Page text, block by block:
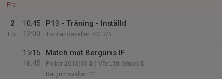
Fre
2
Lör
10:45
12:00
P13 - Träning - Inställd
Torslandavallen KG 7/9
15:15
16:45
Match mot Bergums IF
Pojkar 2013(13 år) Vår Lätt Grupp D
Bergumsvallen 21